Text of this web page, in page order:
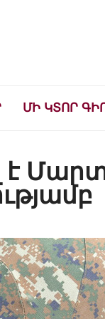
ՄԻ ԿՏՈՐ